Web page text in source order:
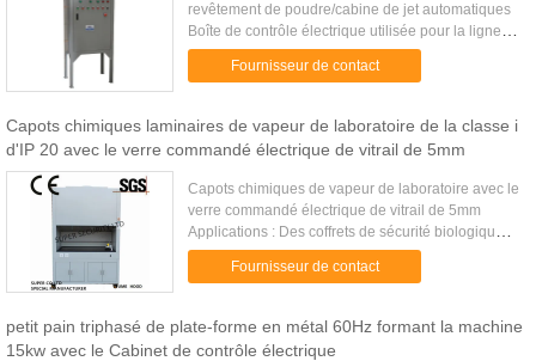
revêtement de poudre/cabine de jet automatiques
Boîte de contrôle électrique utilisée pour la ligne
de revêtement complète de poudre, qui se
compose du traitement ...
Fournisseur de contact
Capots chimiques laminaires de vapeur de laboratoire de la classe i
d'IP 20 avec le verre commandé électrique de vitrail de 5mm
Capots chimiques de vapeur de laboratoire avec le
verre commandé électrique de vitrail de 5mm
Applications : Des coffrets de sécurité biologiques
sont utilisés pour fournir l'enceinte de confinement
dans le ...Fournisseur de contact
petit pain triphasé de plate-forme en métal 60Hz formant la machine
15kw avec le Cabinet de contrôle électrique